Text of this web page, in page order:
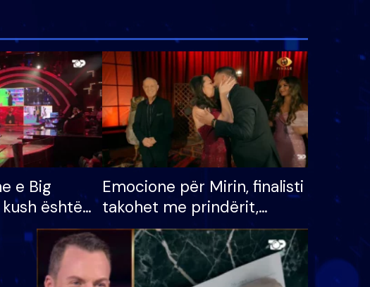
e Big
është
lë shtëpinë
për
e madh
Emocione për Mirin, finalisti
takohet me prindërit,
vajzën dhe bashkëshorten:
S’kemi ndonjë letër divorci
apo jo?